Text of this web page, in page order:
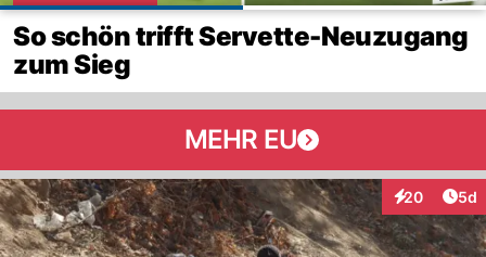
So schön trifft Servette-Neuzugang
zum Sieg
MEHR EU
20
Interaktionen
5d